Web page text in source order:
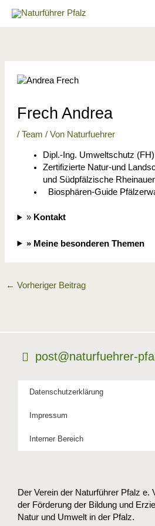
springen
Inhalt
Frech Andrea
/Team / Von Naturfuehrer
Dipl.-Ing. Umweltschutz (FH)
Zertifizierte Natur-und
und Südpfälzische
Biosphären-Guide
» Kontakt
» Meine besonderen Themen
← Vorheriger Beitrag
post@naturfuehrer-
Datenschutzerklärung
Impressum
Interner Bereich
Der Verein der Naturführer Pfalz e.
der Förderung der Bildung und
Natur und Umwelt in der Pfalz.